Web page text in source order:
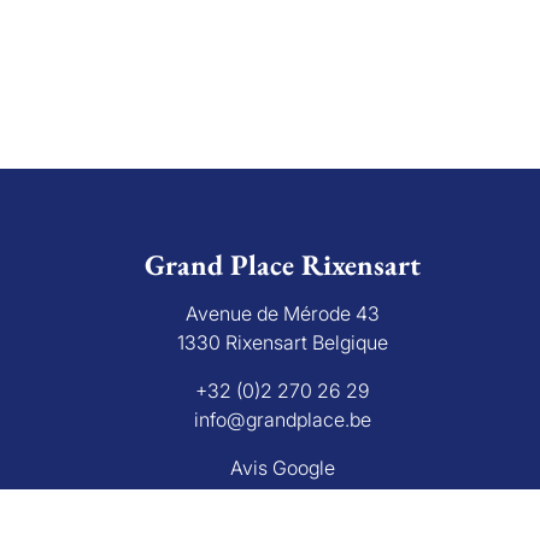
Grand Place Rixensart
Avenue de Mérode 43
1330 Rixensart Belgique
+32 (0)2 270 26 29
info@grandplace.be
Avis Google